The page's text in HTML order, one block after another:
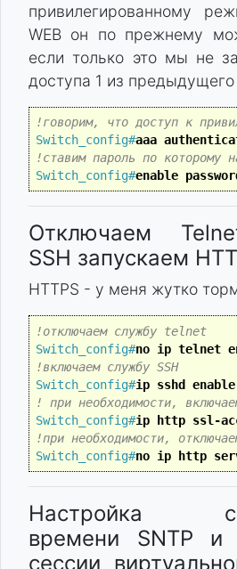
привилегированному
WEB он по прежнему
если только это мы не
доступа 1 из предыдущего
!говорим, что доступ к
Switch_config#aaa
!ставим пароль по которому
Switch_config#enable
Отключаем
SSH запускаем
HTTPS - у меня жутко
!отключаем службу telnet
Switch_config#no ip telnet
!включаем службу SSH
Switch_config#ip sshd enable
! при необходимости,
Switch_config#ip http ssl-
!при необходимости,
Switch_config#no ip http
Настройка
времени SNTP и
сессии